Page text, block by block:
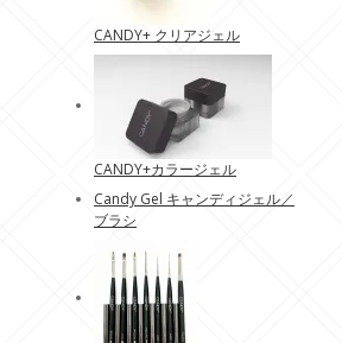
CANDY+ クリアジェル
CANDY+カラージェル
Candy Gel キャンディジェル／
ブラシ